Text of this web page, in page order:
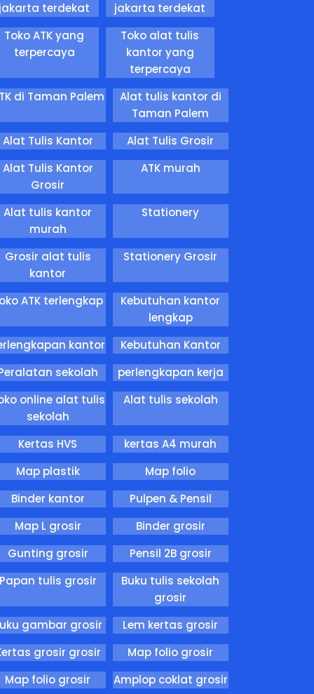
terdekat
jakarta terdekat
Toko ATK yang
terpercaya
Toko alat tulis
kantor yang
terpercaya
di Taman Palem
Alat tulis kantor di
Taman Palem
Alat Tulis Kantor
Alat Tulis Grosir
Alat Tulis Kantor
Grosir
ATK murah
Alat tulis kantor
murah
Stationery
Grosir alat tulis
kantor
Stationery Grosir
ATK terlengkap
Kebutuhan kantor
lengkap
kantor
Kebutuhan Kantor
sekolah
perlengkapan kerja
online alat tulis
sekolah
Alat tulis sekolah
Kertas HVS
kertas A4 murah
Map plastik
Map folio
Binder kantor
Pulpen & Pensil
Map L grosir
Binder grosir
Gunting grosir
Pensil 2B grosir
tulis grosir
Buku tulis sekolah
grosir
gambar grosir
Lem kertas grosir
grosir grosir
Map folio grosir
Map folio grosir
Amplop coklat grosir